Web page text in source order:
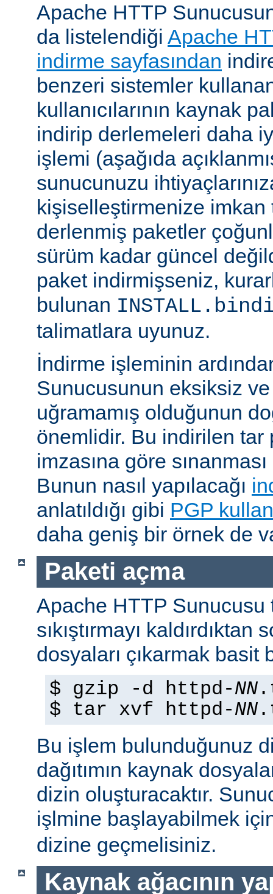
Apache HTTP
da listelendiği Apache
indirme sayfasından
benzeri sistemler
kullanıcılarının kaynak
indirip derlemeleri daha
işlemi (aşağıda
sunucunuzu
kişiselleştirmenize imkan
derlenmiş paketler
sürüm kadar güncel
paket indirmişseniz,
bulunan
talimatlara uyunuz.
İndirme işleminin
Sunucusunun eksiksiz
uğramamış olduğunun
önemlidir. Bu indirilen tar
imzasına göre
Bunun nasıl yapılacağı
anlatıldığı gibi PGP
daha geniş bir örnek de
Paketi açma
Apache HTTP Sunucusu
sıkıştırmayı
dosyaları çıkarmak basit
$ gzip -d httpd-NN
$ tar xvf httpd-NN
Bu işlem bulunduğunuz
dağıtımın kaynak
dizin oluşturacaktır.
işlmine başlayabilmek
dizine geçmelisiniz.
Kaynak ağacının